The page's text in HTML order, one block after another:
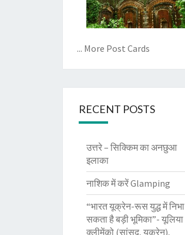
... More Post Cards
RECENT POSTS
उत्तरे – सिक्किम का अनछुआ
इलाका
नाशिक में करें Glamping
“भारत यूक्रेन-रूस युद्ध में निभा
सकता है बड़ी भूमिका”- यूलिया
क्लीमेंको (सांसद, यूक्रेन),